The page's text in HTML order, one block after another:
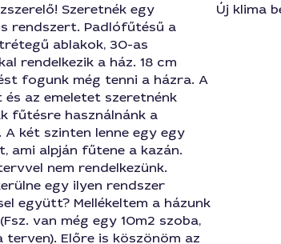
Szeretnék egy
rendszert. Padlófűtésű a
ablakok, 30-as
rendelkezik a ház. 18 cm
fogunk még tenni a házra. A
az emeletet szeretnénk
fűtésre használnánk a
A két szinten lenne egy egy
ami alpján fűtene a kazán.
nem rendelkezünk.
egy ilyen rendszer
együtt? Mellékeltem a házunk
van még egy 10m2 szoba,
terven). Előre is köszönöm az
Új klima